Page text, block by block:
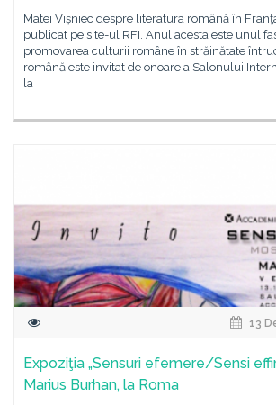
Matei Vișniec despre literatura română în
publicat pe site-ul RFI. Anul acesta este unul
promovarea culturii române în străinătate
română este invitat de onoare a Salonului
la
13
Expoziţia „Sensuri efemere/Sensi
Marius Burhan, la Roma